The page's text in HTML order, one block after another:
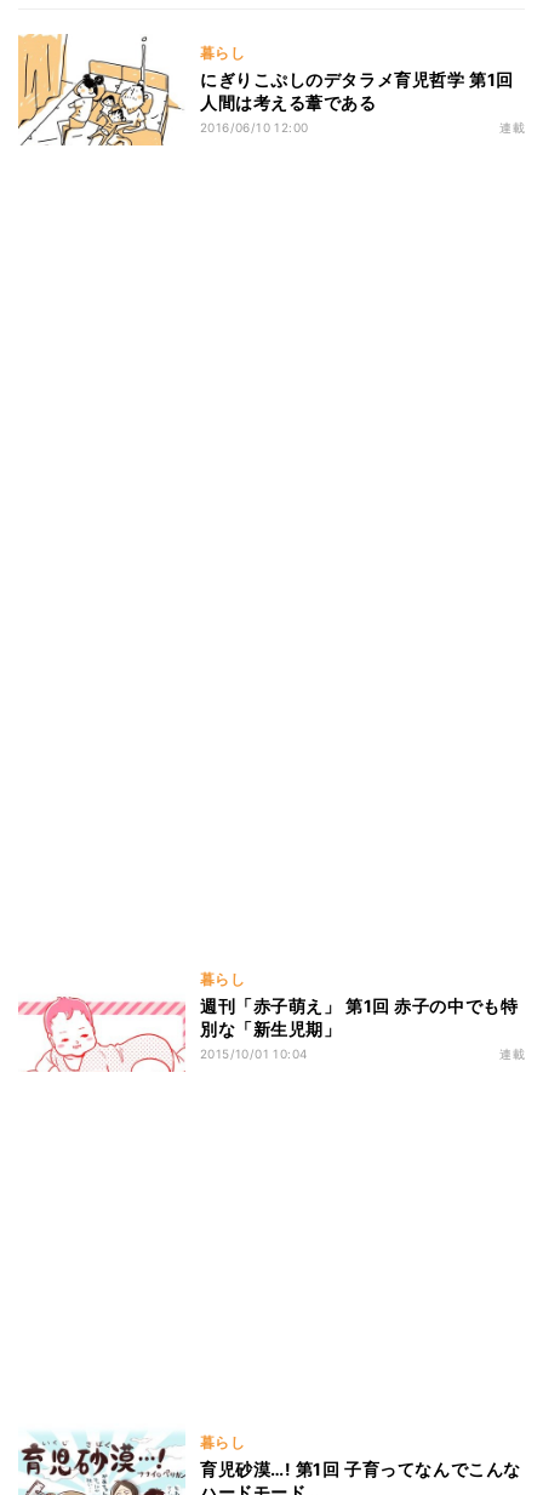
暮らし
にぎりこぷしのデタラメ育児哲学 第1回
人間は考える葦である
2016/06/10 12:00 連載
暮らし
週刊「赤子萌え」 第1回 赤子の中でも特
別な「新生児期」
2015/10/01 10:04 連載
暮らし
育児砂漠…! 第1回 子育ってなんでこんな